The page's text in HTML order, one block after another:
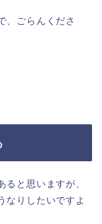
、ごらんくださ
と思いますが、
なりしたいですよ